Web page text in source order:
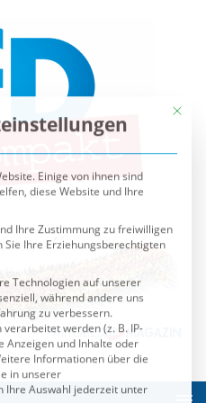
Einige von ihnen sind
Technologien auf unserer
während andere uns
zu verbessern.
werden (z. B. IP-
und Inhalte oder
Informationen über die
in unserer
Ihre Auswahl jederzeit unter
Gruppen, für die eine